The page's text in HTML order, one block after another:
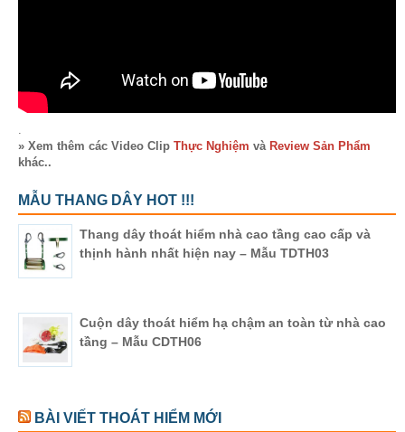
» Xem thêm các Video Clip Thực Nghiệm và Review Sản Phẩm
khác..
MẪU THANG DÂY HOT !!!
Thang dây thoát hiểm nhà cao tầng cao cấp và
thịnh hành nhất hiện nay – Mẫu TDTH03
Cuộn dây thoát hiểm hạ chậm an toàn từ nhà cao
tầng – Mẫu CDTH06
BÀI VIẾT THOÁT HIỂM MỚI